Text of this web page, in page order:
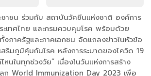
าชน ร่วมกับ สถาบันวัคซีนแห่งชาติ องค์การ
ะเทศไทย และกรมควบคุมโรค พร้อมด้วย
งภาครัฐและภาคเอกชน จัดแถลงข่าวในหัวข้อ
สริมภูมิคุ้มกันโรค หลังการระบาดของโควิด 19
หนในทุกช่วงวัย” เนื่องในวันแห่งการสร้าง
ก World Immunization Day 2023 เพื่อ